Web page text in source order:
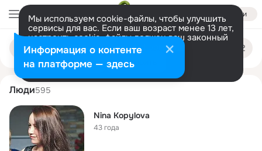
Войти
Мы используем cookie-файлы, чтобы улучшить
сервисы для вас. Если ваш возраст менее 13 лет,
настроить cookie-файлы должен ваш законный
представитель. Больше информации
Разрешить все Настроить
Поиск
людям
nina kopylova
Люди595
Nina Kopylova
43 года
Информация о контенте
на платформе — здесь